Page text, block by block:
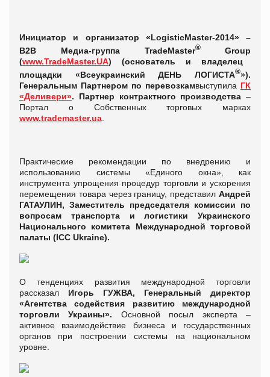
Инициатор и организатор «LogisticMaster-2014» –
B2B Медиа-группа TradeMaster® Group
(www.TradeMaster.UA) (основатель и владелец
площадки «Всеукраинский ДЕНЬ ЛОГИСТА®»).
Генеральным Партнером по перевозкамвыступила ГК
«Деливери». Партнер контрактного производства –
Портал о Собственных торговых марках
www.trademaster.ua
Практические рекомендации по внедрению и
использованию системы «Единого окна», как
инструмента упрощения процедур торговли и ускорения
перемещения товара через границу, представил Андрей
ГАТАУЛИН, Заместитель председателя комиссии по
вопросам транспорта и логистики Украинского
Национального комитета Международной торговой
палаты (ICC Ukraine).
О тенденциях развития международной торговли
рассказал Игорь ГУЖВА, Генеральный директор
«Агентства содействия развитию международной
торговли Украины». Основной посыл эксперта –
активное взаимодействие бизнеса и государственных
органов при построении системы на национальном
уровне.